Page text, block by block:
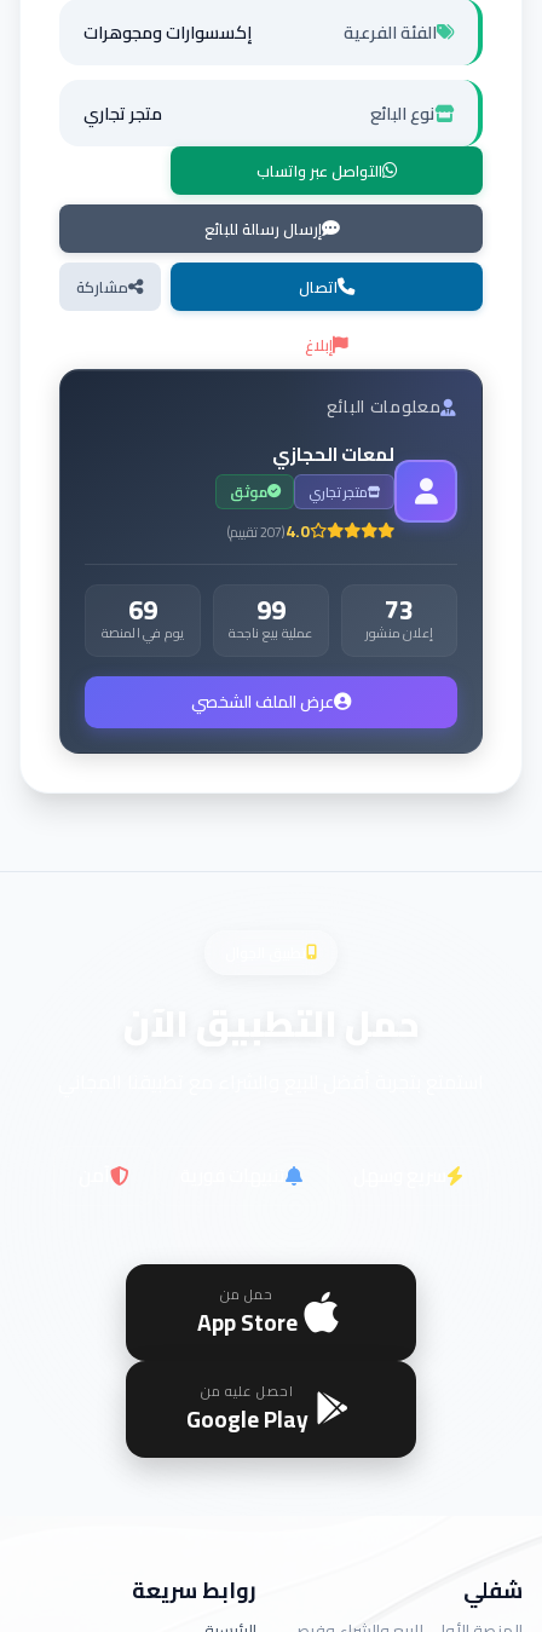
الفئة الفرعية إكسسوارات ومجوهرات
نوع البائع متجر تجاري
التواصل عبر واتساب
إرسال رسالة للبائع
اتصال
مشاركة
إبلاغ
معلومات البائع
لمعات الحجازي
متجر تجاري موثق
4.0
(
207تقييم)
73
إعلان منشور 99
عملية بيع ناجحة 69
يوم في المنصة
عرض الملف الشخصي
حمل التطبيق الآن
حمل من
App Store
احصل عليه من
Google Play
شفلي روابط سريعة